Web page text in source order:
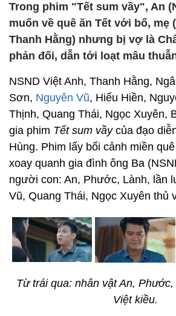
Trong phim "Tết sum vầy", An
muốn về quê ăn Tết với bố, mẹ
Thanh Hằng) nhưng bị vợ là
phản đối, dẫn tới loạt mâu
NSND Việt Anh, Thanh Hằng,
Sơn, Nguyên Vũ, Hiếu Hiền,
Thịnh, Quang Thái, Ngọc Xuyên,
gia phim Tết sum vầycủa đạo
Hùng. Phim lấy bối cảnh miền
xoay quanh gia đình ông Ba
người con: An, Phước, Lành, lần
Vũ, Quang Thái, Ngọc Xuyên thủ
Từ trái qua: nhân vật An,
Việt kiều.